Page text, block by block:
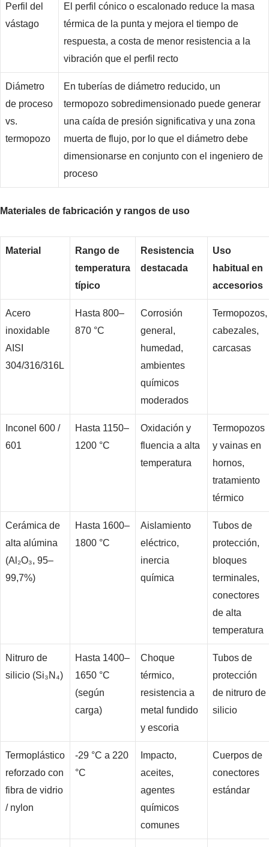
Perfil del
vástago
El perfil cónico o escalonado reduce la masa
térmica de la punta y mejora el tiempo de
respuesta, a costa de menor resistencia a la
vibración que el perfil recto
Diámetro
de proceso
vs.
termopozo
En tuberías de diámetro reducido, un
termopozo sobredimensionado puede generar
una caída de presión significativa y una zona
muerta de flujo, por lo que el diámetro debe
dimensionarse en conjunto con el ingeniero de
proceso
Materiales de fabricación y rangos de uso
Material
Rango de
temperatura
típico
Resistencia
destacada
Uso
habitual en
accesorios
Acero
inoxidable
AISI
304/316/316L
Hasta 800–
870 °C
Corrosión
general,
humedad,
ambientes
químicos
moderados
Termopozos,
cabezales,
carcasas
Inconel 600 /
601
Hasta 1150–
1200 °C
Oxidación y
fluencia a alta
temperatura
Termopozos
y vainas en
hornos,
tratamiento
térmico
Cerámica de
alta alúmina
(Al₂O₃, 95–
99,7%)
Hasta 1600–
1800 °C
Aislamiento
eléctrico,
inercia
química
Tubos de
protección,
bloques
terminales,
conectores
de alta
temperatura
Nitruro de
silicio (Si₃N₄)
Hasta 1400–
1650 °C
(según
carga)
Choque
térmico,
resistencia a
metal fundido
y escoria
Tubos de
protección
de nitruro de
silicio
Termoplástico
reforzado con
fibra de vidrio
/ nylon
-29 °C a 220
°C
Impacto,
aceites,
agentes
químicos
comunes
Cuerpos de
conectores
estándar